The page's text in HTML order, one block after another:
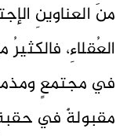
منَ العناوينِ
العُقلاءِ،
في مجتمعٍ
مقبولةٌ في